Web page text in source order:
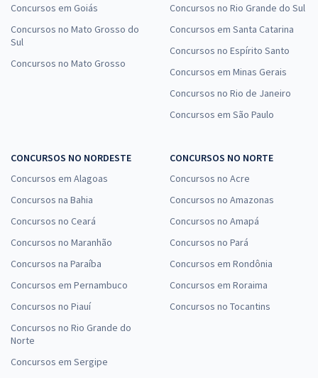
Concursos em Goiás
Concursos no Mato Grosso do
Sul
Concursos no Mato Grosso
Concursos no Rio Grande do Sul
Concursos em Santa Catarina
Concursos no Espírito Santo
Concursos em Minas Gerais
Concursos no Rio de Janeiro
Concursos em São Paulo
CONCURSOS NO NORDESTE
Concursos em Alagoas
Concursos na Bahia
Concursos no Ceará
Concursos no Maranhão
Concursos na Paraíba
Concursos em Pernambuco
Concursos no Piauí
Concursos no Rio Grande do
Norte
Concursos em Sergipe
CONCURSOS NO NORTE
Concursos no Acre
Concursos no Amazonas
Concursos no Amapá
Concursos no Pará
Concursos em Rondônia
Concursos em Roraima
Concursos no Tocantins